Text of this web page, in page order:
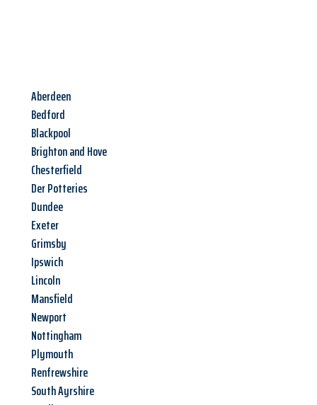
Aberdeen
Bedford
Blackpool
Brighton and Hove
Chesterfield
Der Potteries
Dundee
Exeter
Grimsby
Ipswich
Lincoln
Mansfield
Newport
Nottingham
Plymouth
Renfrewshire
South Ayrshire